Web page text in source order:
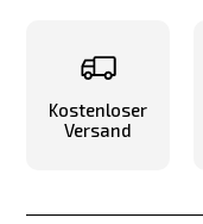
Kostenloser
Versand